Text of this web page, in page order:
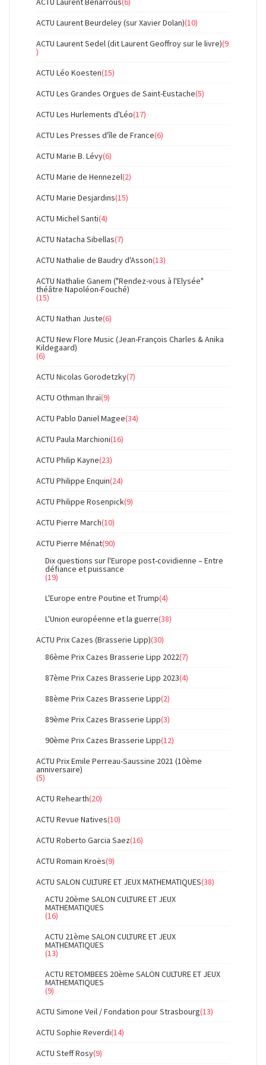
ACTU Laurent Beurdeley (sur Xavier Dolan)(10)
ACTU Laurent Sedel (dit Laurent Geoffroy sur le livre)(9
)
ACTU Léo Koesten(15)
ACTU Les Grandes Orgues de Saint-Eustache(5)
ACTU Les Hurlements d'Léo(17)
ACTU Les Presses d'île de France(6)
ACTU Marie B. Lévy(6)
ACTU Marie de Hennezel(2)
ACTU Marie Desjardins(15)
ACTU Michel Santi(4)
ACTU Natacha Sibellas(7)
ACTU Nathalie de Baudry d'Asson(13)
ACTU Nathalie Ganem ("Rendez-vous à l'Elysée"
théâtre Napoléon-Fouché)
(15)
ACTU Nathan Juste(6)
ACTU New Flore Music (Jean-François Charles & Anika
Kildegaard)
(6)
ACTU Nicolas Gorodetzky(7)
ACTU Othman Ihraï(9)
ACTU Pablo Daniel Magee(34)
ACTU Paula Marchioni(16)
ACTU Philip Kayne(23)
ACTU Philippe Enquin(24)
ACTU Philippe Rosenpick(9)
ACTU Pierre March(10)
ACTU Pierre Ménat(90)
Dix questions sur l'Europe post-covidienne – Entre
défiance et puissance
(19)
L'Europe entre Poutine et Trump(4)
L'Union européenne et la guerre(38)
ACTU Prix Cazes (Brasserie Lipp)(30)
86ème Prix Cazes Brasserie Lipp 2022(7)
87ème Prix Cazes Brasserie Lipp 2023(4)
88ème Prix Cazes Brasserie Lipp(2)
89ème Prix Cazes Brasserie Lipp(3)
90ème Prix Cazes Brasserie Lipp(12)
ACTU Prix Emile Perreau-Saussine 2021 (10ème
anniversaire)
(5)
ACTU Rehearth(20)
ACTU Revue Natives(10)
ACTU Roberto Garcia Saez(16)
ACTU Romain Kroës(9)
ACTU SALON CULTURE ET JEUX MATHEMATIQUES(38)
ACTU 20ème SALON CULTURE ET JEUX
MATHEMATIQUES
(16)
ACTU 21ème SALON CULTURE ET JEUX
MATHEMATIQUES
(13)
ACTU RETOMBEES 20ème SALON CULTURE ET JEUX
MATHEMATIQUES
(9)
ACTU Simone Veil / Fondation pour Strasbourg(13)
ACTU Sophie Reverdi(14)
ACTU Steff Rosy(9)